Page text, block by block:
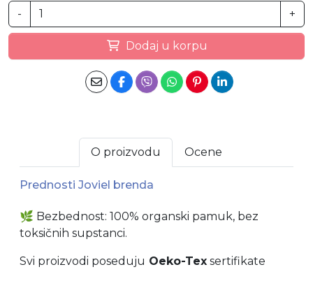
- +
Dodaj u korpu
O proizvodu Ocene
Prednosti Joviel brenda
🌿 Bezbednost: 100% organski pamuk, bez
toksičnih supstanci.
Svi proizvodi poseduju Oeko-Tex sertifikate